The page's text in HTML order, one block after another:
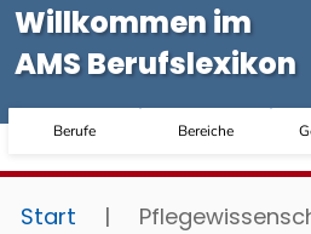
Willkommen im
AMS Berufslexikon
Berufe Bereiche
Start |